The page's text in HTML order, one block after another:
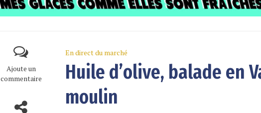
Ajoute un
commentaire
En direct du marché
Huile d’olive, balade en
moulin